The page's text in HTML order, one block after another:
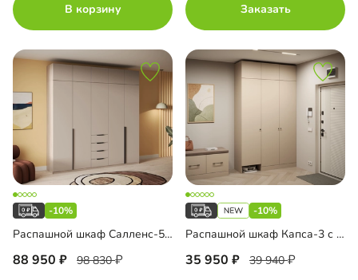
В корзину Заказать
-10%
Распашной шкаф Салленс-5 Премиум с антресолью
88 950 98 830
-10%
Распашной шкаф Капса-3 с нишей под пылесос и антресолью
35 950 39 940